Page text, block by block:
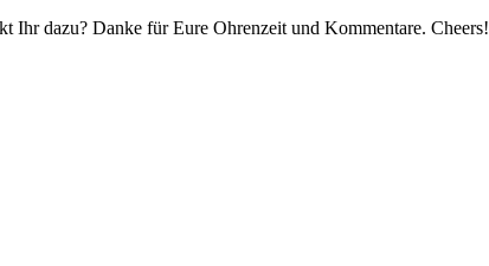
Ihr dazu? Danke für Eure Ohrenzeit und Kommentare. Cheers!